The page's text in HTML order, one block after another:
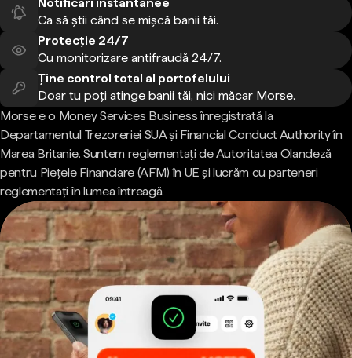
Ca să știi când se mișcă banii tăi.
Protecție 24/7
Cu monitorizare antifraudă 24/7.
Ține control total al portofelului
Doar tu poți atinge banii tăi, nici măcar Morse.
Morse e o Money Services Business înregistrată la
Departamentul Trezoreriei SUA și Financial Conduct Authority în
Marea Britanie. Suntem reglementați de Autoritatea Olandeză
pentru Piețele Financiare (AFM) în UE și lucrăm cu parteneri
reglementați în lumea întreagă.